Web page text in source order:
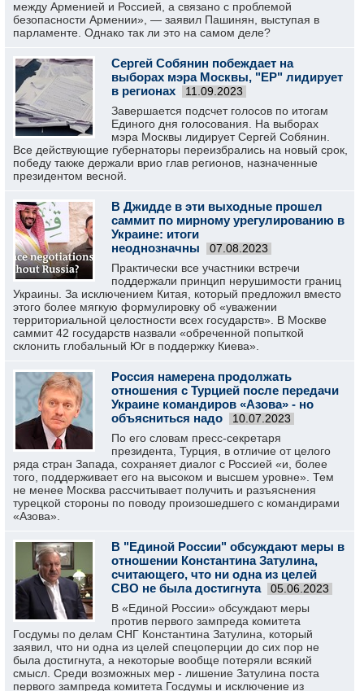
между Арменией и Россией, а связано с проблемой
безопасности Армении», — заявил Пашинян, выступая в
парламенте. Однако так ли это на самом деле?
Сергей Собянин побеждает на
выборах мэра Москвы, "ЕР" лидирует
в регионах
11.09.2023
Завершается подсчет голосов по итогам
Единого дня голосования. На выборах
мэра Москвы лидирует Сергей Собянин.
Все действующие губернаторы переизбрались на новый срок,
победу также держали врио глав регионов, назначенные
президентом весной.
В Джидде в эти выходные прошел
саммит по мирному урегулированию в
Украине: итоги
неоднозначны
07.08.2023
Практически все участники встречи
поддержали принцип нерушимости границ
Украины. За исключением Китая, который предложил вместо
этого более мягкую формулировку об «уважении
территориальной целостности всех государств». В Москве
саммит 42 государств назвали «обреченной попыткой
склонить глобальный Юг в поддержку Киева».
Россия намерена продолжать
отношения с Турцией после передачи
Украине командиров «Азова» - но
объясниться надо
10.07.2023
По его словам пресс-секретаря
президента, Турция, в отличие от целого
ряда стран Запада, сохраняет диалог с Россией «и, более
того, поддерживает его на высоком и высшем уровне». Тем
не менее Москва рассчитывает получить и разъяснения
турецкой стороны по поводу произошедшего с командирами
«Азова».
В "Единой России" обсуждают меры в
отношении Константина Затулина,
считающего, что ни одна из целей
СВО не была достигнута
05.06.2023
В «Единой России» обсуждают меры
против первого зампреда комитета
Госдумы по делам СНГ Константина Затулина, который
заявил, что ни одна из целей спецоперции до сих пор не
была достигнута, а некоторые вообще потеряли всякий
смысл. Среди возможных мер - лишение Затулина поста
первого зампреда комитета Госдумы и исключение из